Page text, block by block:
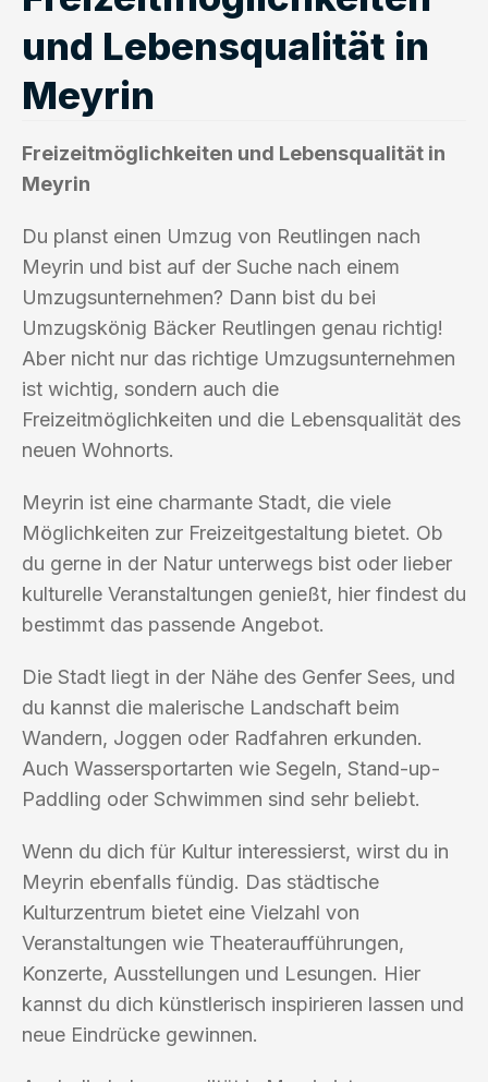
und Lebensqualität in
Meyrin
Freizeitmöglichkeiten und Lebensqualität in
Meyrin
Du planst einen Umzug von Reutlingen nach
Meyrin und bist auf der Suche nach einem
Umzugsunternehmen? Dann bist du bei
Umzugskönig Bäcker Reutlingen genau richtig!
Aber nicht nur das richtige Umzugsunternehmen
ist wichtig, sondern auch die
Freizeitmöglichkeiten und die Lebensqualität des
neuen Wohnorts.
Meyrin ist eine charmante Stadt, die viele
Möglichkeiten zur Freizeitgestaltung bietet. Ob
du gerne in der Natur unterwegs bist oder lieber
kulturelle Veranstaltungen genießt, hier findest du
bestimmt das passende Angebot.
Die Stadt liegt in der Nähe des Genfer Sees, und
du kannst die malerische Landschaft beim
Wandern, Joggen oder Radfahren erkunden.
Auch Wassersportarten wie Segeln, Stand-up-
Paddling oder Schwimmen sind sehr beliebt.
Wenn du dich für Kultur interessierst, wirst du in
Meyrin ebenfalls fündig. Das städtische
Kulturzentrum bietet eine Vielzahl von
Veranstaltungen wie Theateraufführungen,
Konzerte, Ausstellungen und Lesungen. Hier
kannst du dich künstlerisch inspirieren lassen und
neue Eindrücke gewinnen.